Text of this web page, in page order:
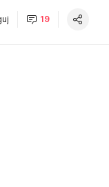
19